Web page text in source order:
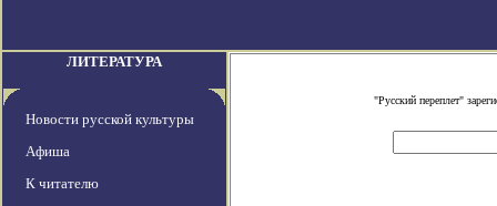
ЛИТЕРАТУРА
Новости русской культуры
Афиша
К читателю
"Русский переплет"